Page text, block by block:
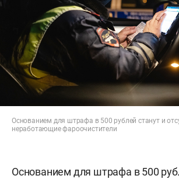
Основанием для штрафа в 500 рублей станут и
неработающие фароочистители
Основанием для штрафа в 500